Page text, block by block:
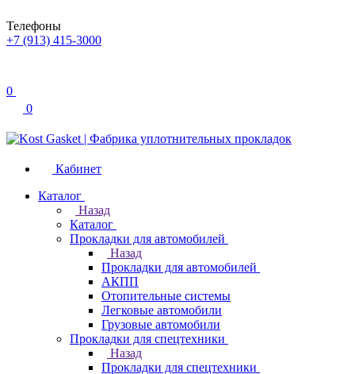
Телефоны
+7 (913) 415-3000
0
0
Кабинет
Каталог
Назад
Каталог
Прокладки для автомобилей
Назад
Прокладки для автомобилей
АКПП
Отопительные системы
Легковые автомобили
Грузовые автомобили
Прокладки для спецтехники
Назад
Прокладки для спецтехники